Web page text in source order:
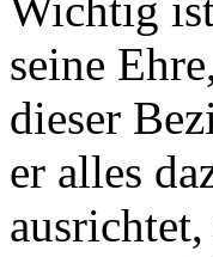
seine
dieser
er alles